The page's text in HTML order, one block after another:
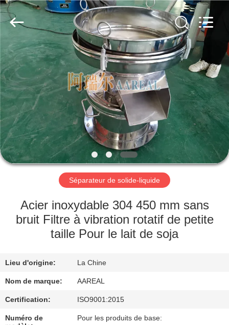
À
LA
MAISON
PRODUITS
À
PROPOS
NOUS
L'USINE
CONTRÔLE
DE
2026
Xinxiang
AAREAL
Machine
Co.,Ltd.
Reserved.
Séparateur de solide-liquide
Acier inoxydable 304 450 mm sans
bruit Filtre à vibration rotatif de petite
taille Pour le lait de soja
Lieu d'origine: La Chine
Nom de marque: AAREAL
Certification: ISO9001:2015
Numéro de
Pour les produits de base: